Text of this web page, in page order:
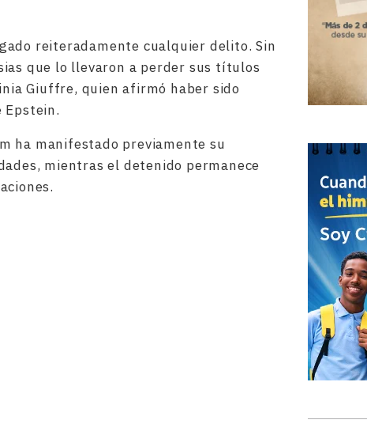
reiteradamente cualquier delito. Sin
que lo llevaron a perder sus títulos
Giuffre, quien afirmó haber sido
ha manifestado previamente su
mientras el detenido permanece